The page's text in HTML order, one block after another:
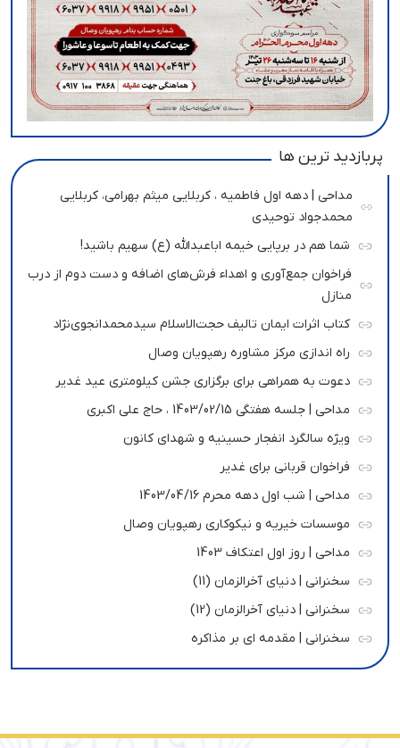
پربازدید ترین ها
مداحی | دهه اول فاطمیه ، کربلایی میثم بهرامی، کربلایی
محمدجواد توحیدی
شما هم در برپایی خیمه اباعبدالله (ع) سهیم باشید!
فراخوان جمع‌آوری و اهداء فرش‌های اضافه و دست دوم از درب
منازل
کتاب اثرات ایمان تالیف حجت‌الاسلام سیدمحمدانجوی‌نژاد
راه اندازی مرکز مشاوره رهپویان وصال
دعوت به همراهی برای برگزاری جشن کیلومتری عید غدیر
مداحی | جلسه هفتگی 1403/02/15 ، حاج علی اکبری
ویژه سالگرد انفجار حسینیه و شهدای کانون
فراخوان قربانی برای غدیر
مداحی | شب اول دهه محرم 1403/04/16
موسسات خیریه و نیکوکاری رهپویان وصال
مداحی | روز اول اعتکاف 1403
سخنرانی | دنیای آخرالزمان (11)
سخنرانی | دنیای آخرالزمان (12)
سخنرانی | مقدمه ای بر مذاکره